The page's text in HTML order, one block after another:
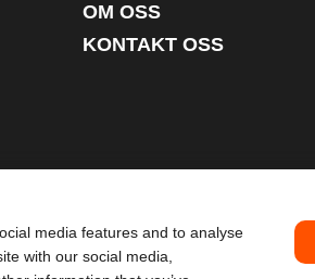
media features and to analyse
with our social media,
OM OSS
KONTAKT OSS